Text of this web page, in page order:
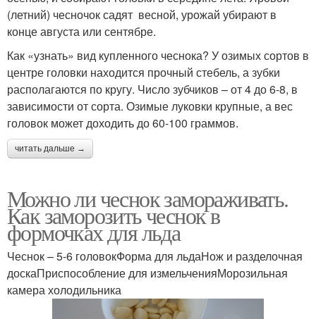
(летний) чесночок садят весной, урожай убирают в
конце августа или сентябре.
Как «узнать» вид купленного чеснока? У озимых сортов в
центре головки находится прочный стебель, а зубки
располагаются по кругу. Число зубчиков – от 4 до 6-8, в
зависимости от сорта. Озимые луковки крупные, а вес
головок может доходить до 60-100 граммов.
читать дальше →
Можно ли чеснок замораживать.
Как заморозить чеснок в
формочках для льда
Чеснок – 5-6 головокФорма для льдаНож и разделочная
доскаПриспособление для измельченияМорозильная
камера холодильника